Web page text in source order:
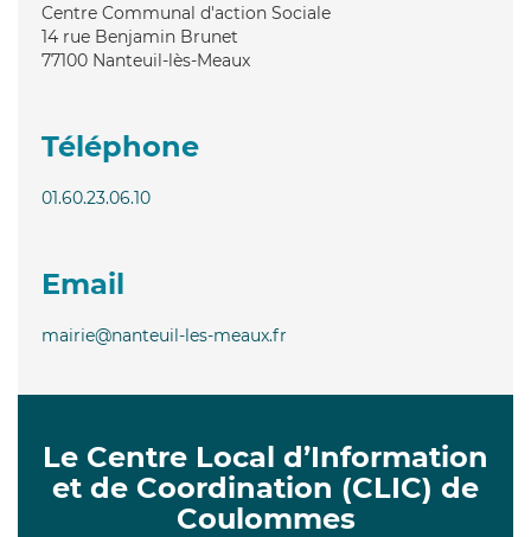
Centre Communal d'action Sociale
14 rue Benjamin Brunet
77100 Nanteuil-lès-Meaux
Téléphone
01.60.23.06.10
Email
mairie@nanteuil-les-meaux.fr
Le Centre Local d’Information
et de Coordination (CLIC) de
Coulommes